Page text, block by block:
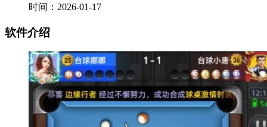
时间：2026-01-17
软件介绍